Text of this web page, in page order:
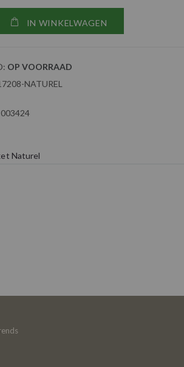
IN WINKELWAGEN
OP VOORRAAD
NATUREL
003424
Naturel